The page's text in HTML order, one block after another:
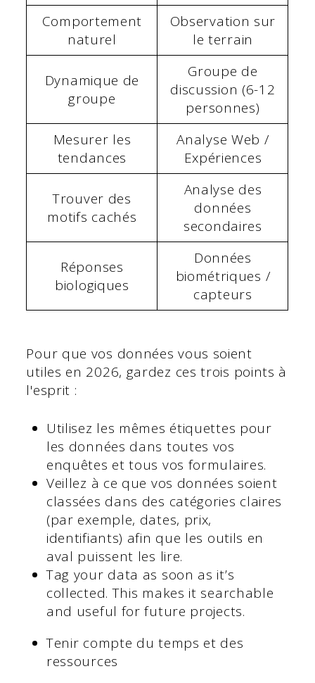
Comportement
naturel
Observation sur
le terrain
Dynamique de
groupe
Groupe de
discussion (6-12
personnes)
Mesurer les
tendances
Analyse Web /
Expériences
Trouver des
motifs cachés
Analyse des
données
secondaires
Réponses
biologiques
Données
biométriques /
capteurs
Pour que vos données vous soient
utiles en 2026, gardez ces trois points à
l'esprit :
Utilisez les mêmes étiquettes pour
les données dans toutes vos
enquêtes et tous vos formulaires.
Veillez à ce que vos données soient
classées dans des catégories claires
(par exemple, dates, prix,
identifiants) afin que les outils en
aval puissent les lire.
Tag your data as soon as it’s
collected. This makes it searchable
and useful for future projects.
Tenir compte du temps et des
ressources